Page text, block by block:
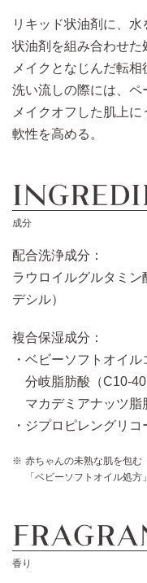
リキッド状油剤に、
状油剤を組み合わせた
メイクとなじんだ転相
洗い流しの際には、ペ
メイクオフした肌上
軟性を高める。
成分
配合洗浄成分：
ラウロイルグルタミ
デシル）
複合保湿成分：
ベビーソフトオイル
分岐脂肪酸（C10-
マカデミアナッツ
ジプロピレングリコ
赤ちゃんの未熟な肌を包む
「ベビーソフトオイル処
香り